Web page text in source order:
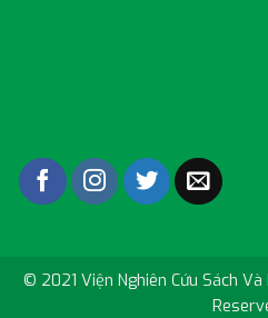
© 2021 Viện Nghiên Cứu Sách